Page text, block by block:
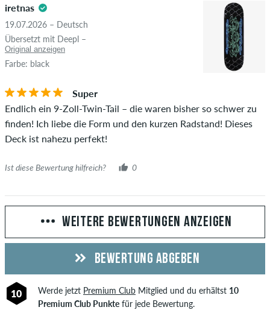
iretnas
19.07.2026 – Deutsch
Übersetzt mit Deepl –
Original anzeigen
Farbe: black
Super
Endlich ein 9-Zoll-Twin-Tail – die waren bisher so schwer zu
finden! Ich liebe die Form und den kurzen Radstand! Dieses
Deck ist nahezu perfekt!
Ist diese Bewertung hilfreich? 0
WEITERE BEWERTUNGEN ANZEIGEN
BEWERTUNG ABGEBEN
10 Werde jetzt Premium ClubMitglied und du erhältst 10
Premium Club Punktefür jede Bewertung.